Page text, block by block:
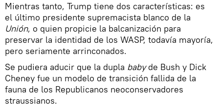
Mientras tanto, Trump tiene dos características: es
el último presidente supremacista blanco de la
Unión, o quien propicie la balcanización para
preservar la identidad de los WASP, todavía mayoría,
pero seriamente arrinconados.
Se pudiera aducir que la dupla babyde Bush y Dick
Cheney fue un modelo de transición fallida de la
fauna de los Republicanos neoconservadores
straussianos.